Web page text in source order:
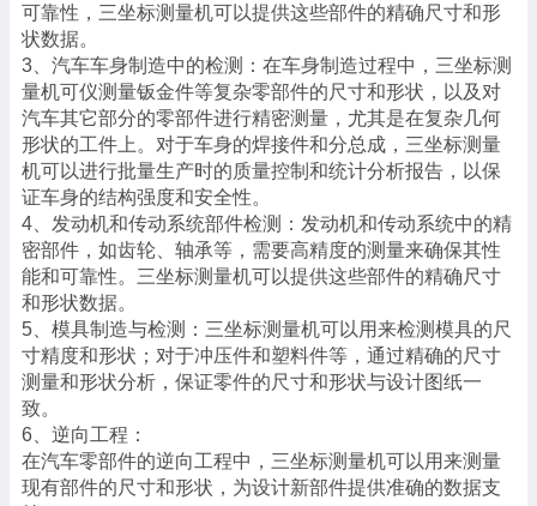
可靠性，三坐标测量机可以提供这些部件的精确尺寸和形
状数据。
3、汽车车身制造中的检测：在车身制造过程中，三坐标测
量机可仪测量钣金件等复杂零部件的尺寸和形状，以及对
汽车其它部分的零部件进行精密测量，尤其是在复杂几何
形状的工件上。对于车身的焊接件和分总成，三坐标测量
机可以进行批量生产时的质量控制和统计分析报告，以保
证车身的结构强度和安全性。
4、发动机和传动系统部件检测：发动机和传动系统中的精
密部件，如齿轮、轴承等，需要高精度的测量来确保其性
能和可靠性。三坐标测量机可以提供这些部件的精确尺寸
和形状数据。
5、模具制造与检测：三坐标测量机可以用来检测模具的尺
寸精度和形状；对于冲压件和塑料件等，通过精确的尺寸
测量和形状分析，保证零件的尺寸和形状与设计图纸一
致。
6、逆向工程：
在汽车零部件的逆向工程中，三坐标测量机可以用来测量
现有部件的尺寸和形状，为设计新部件提供准确的数据支